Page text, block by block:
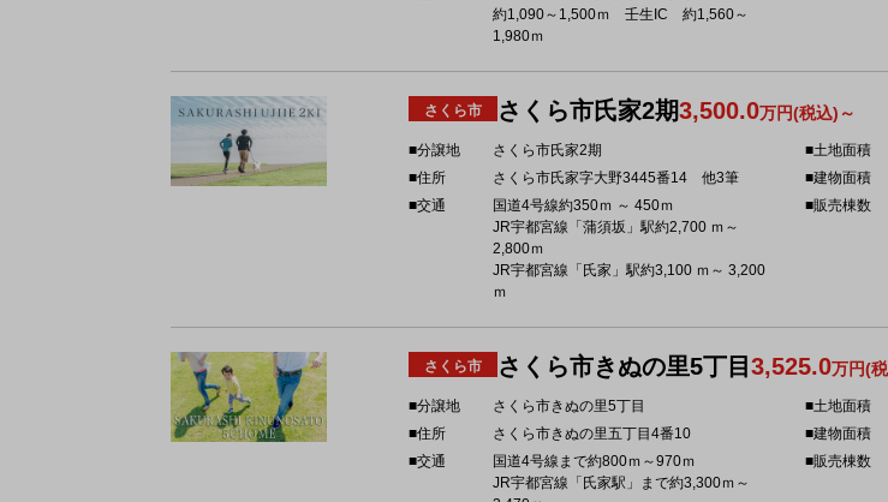
約1,090～1,500ｍ 壬生IC 約1,560～
1,980ｍ
さくら市 さくら市氏家2期3,500.0万円(税込)～
■分譲地
さくら市氏家2期
■住所
さくら市氏家字大野3445番14 他3筆
■交通
国道4号線約350ｍ ～ 450ｍ
JR宇都宮線「蒲須坂」駅約2,700 ｍ～
2,800ｍ
JR宇都宮線「氏家」駅約3,100 ｍ～ 3,200
ｍ
■土地面積
■建物面積
■販売棟数
さくら市 さくら市きぬの里5丁目 3,525.0万円(
■分譲地
さくら市きぬの里5丁目
■住所
さくら市きぬの里五丁目4番10
■交通
国道4号線まで約800ｍ～970ｍ
JR宇都宮線「氏家駅」まで約3,300ｍ～
■土地面積
■建物面積
■販売棟数